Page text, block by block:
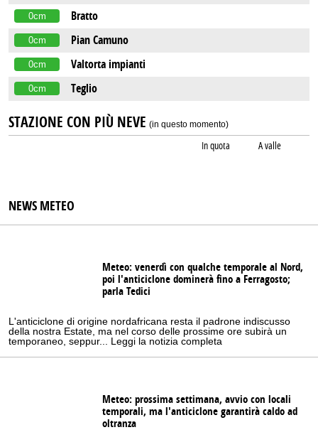
0cm Bratto
0cm Pian Camuno
0cm Valtorta impianti
0cm Teglio
STAZIONE CON PIÙ NEVE (in questo momento)
In quota A valle
NEWS METEO
Meteo: venerdì con qualche temporale al Nord,
poi l'anticiclone dominerà fino a Ferragosto;
parla Tedici
L'anticiclone di origine nordafricana resta il padrone indiscusso
della nostra Estate, ma nel corso delle prossime ore subirà un
temporaneo, seppur... Leggi la notizia completa
Meteo: prossima settimana, avvio con locali
temporali, ma l'anticiclone garantirà caldo ad
oltranza